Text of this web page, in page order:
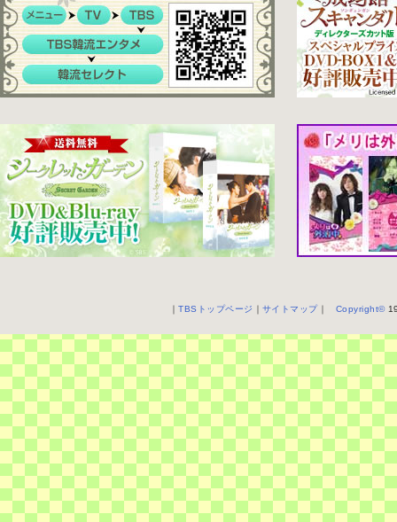
｜TBSトップページ ｜ サイトマップ｜ Copyright©